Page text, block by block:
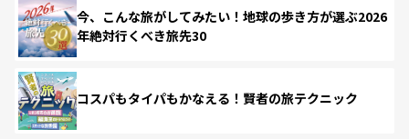
今、こんな旅がしてみたい！地球の歩き方が選ぶ2026
年絶対行くべき旅先30
コスパもタイパもかなえる！賢者の旅テクニック